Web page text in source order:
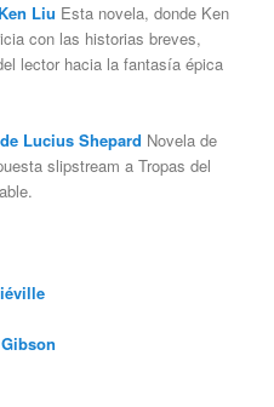
Liu Esta novela, donde Ken
con las historias breves,
lector hacia la fantasía épica
Lucius Shepard Novela de
slipstream a Tropas del